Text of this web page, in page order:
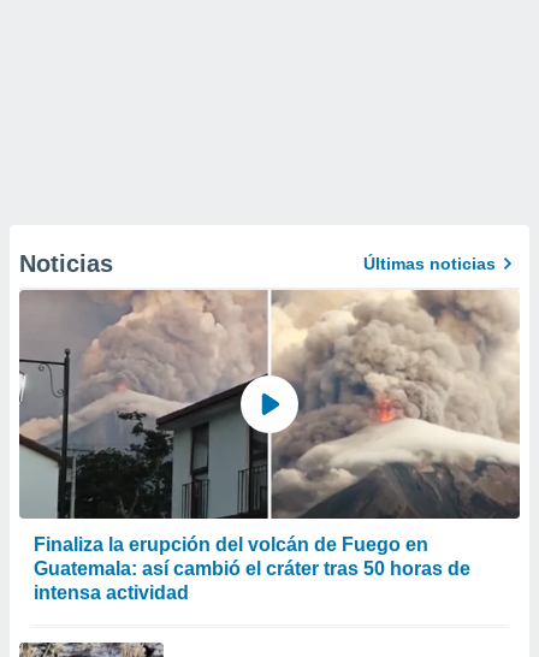
Noticias Últimas noticias
Finaliza la erupción del volcán de Fuego en
Guatemala: así cambió el cráter tras 50 horas de
intensa actividad